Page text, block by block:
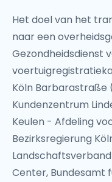
Het doel van het
naar een
Gezondheidsdienst
Köln Barbarastraße
Kundenzentrum
Keulen - Afdeling
Bezirksregierung
Center, Bundesamt